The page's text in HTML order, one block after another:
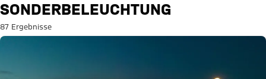
Suche: Sonderbeleuchtung
SONDERBELEUCHTUNG
87 Ergebnisse